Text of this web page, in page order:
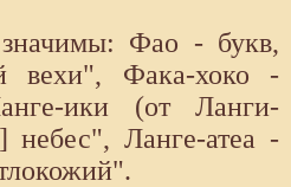
Фао - букв,
вехи", Фака-хоко -
ики (от Ланги-
Ланге-атеа -